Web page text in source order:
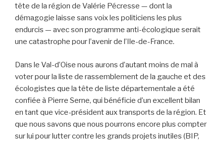
tête de la région de Valérie Pécresse — dont la
démagogie laisse sans voix les politiciens les plus
endurcis — avec son programme anti-écologique serait
une catastrophe pour l’avenir de l’Ile-de-France.
Dans le Val-d’Oise nous aurons d’autant moins de mal à
voter pour la liste de rassemblement de la gauche et des
écologistes que la tête de liste départementale a été
confiée à Pierre Serne, qui bénéficie d’un excellent bilan
en tant que vice-président aux transports de la région. Et
que nous savons que nous pourrons encore plus compter
sur lui pour lutter contre les grands projets inutiles (BIP,